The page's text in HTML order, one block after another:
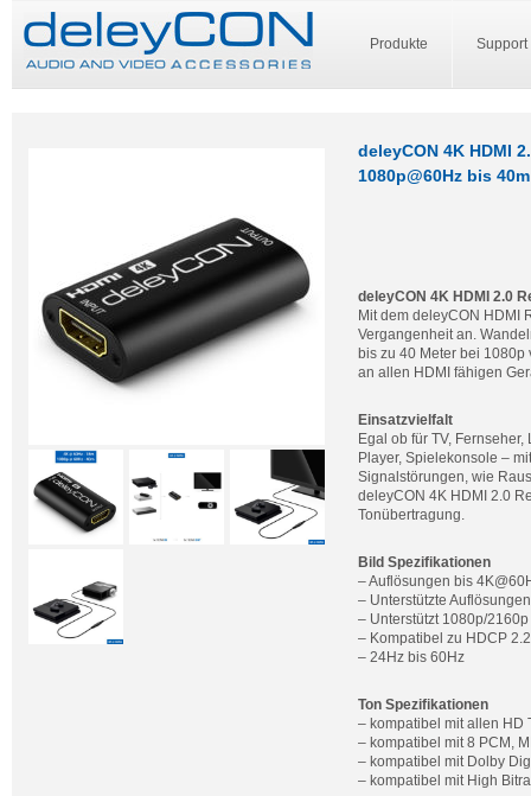
Produkte Support
deleyCON 4K HDMI
1080p@60Hz bis 40m
deleyCON 4K HDMI 2.0
Mit dem deleyCON HDMI
Vergangenheit an.
bis zu 40 Meter bei
an allen HDMI fähigen
Einsatzvielfalt
Egal ob für TV,
Player, Spielekonsole –
Signalstörungen, wie
deleyCON 4K HDMI 2.0
Tonübertragung.
Bild Spezifikationen
– Auflösungen bis
– Unterstützte
– Unterstützt 1080p/
– Kompatibel zu HDCP 2.2
– 24Hz bis 60Hz
Ton Spezifikationen
– kompatibel mit allen HD
– kompatibel mit 8 PCM,
– kompatibel mit Dolby
– kompatibel mit High